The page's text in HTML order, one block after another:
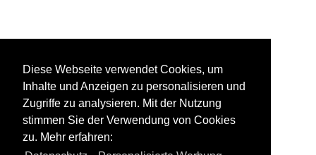
Diese Webseite verwendet Cookies, um
Inhalte und Anzeigen zu personalisieren und
Zugriffe zu analysieren. Mit der Nutzung
stimmen Sie der Verwendung von Cookies
zu. Mehr erfahren: